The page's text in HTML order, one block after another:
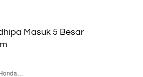
Masuk 5 Besar